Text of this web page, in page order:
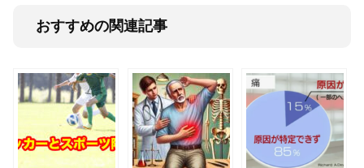
おすすめの関連記事